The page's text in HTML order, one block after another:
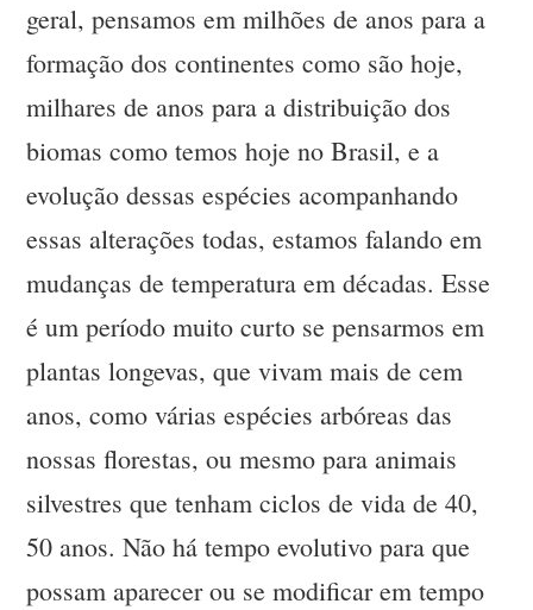
geral, pensamos em milhões de anos para a
formação dos continentes como são hoje,
milhares de anos para a distribuição dos
biomas como temos hoje no Brasil, e a
evolução dessas espécies acompanhando
essas alterações todas, estamos falando em
mudanças de temperatura em décadas. Esse
é um período muito curto se pensarmos em
plantas longevas, que vivam mais de cem
anos, como várias espécies arbóreas das
nossas florestas, ou mesmo para animais
silvestres que tenham ciclos de vida de 40,
50 anos. Não há tempo evolutivo para que
possam aparecer ou se modificar em tempo